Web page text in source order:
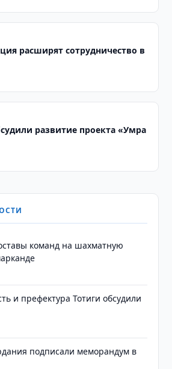
расширят сотрудничество в
развитие проекта «Умра
команд на шахматную
и префектура Тотиги обсудили
подписали меморандум в